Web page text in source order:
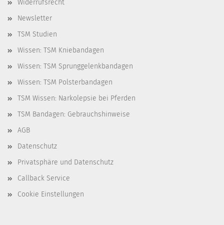
Widerrufsrecht
Newsletter
TSM Studien
Wissen: TSM Kniebandagen
Wissen: TSM Sprunggelenkbandagen
Wissen: TSM Polsterbandagen
TSM Wissen: Narkolepsie bei Pferden
TSM Bandagen: Gebrauchshinweise
AGB
Datenschutz
Privatsphäre und Datenschutz
Callback Service
Cookie Einstellungen